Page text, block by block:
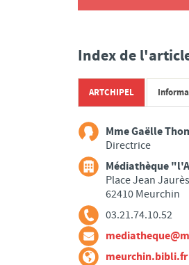
Index de
ARTCHIPEL
Mme Gaëlle
Directrice
Médiathèque
Place Jean Jaurès
62410 Meurchin
03.21.74.10.52
meurchin.bibli.fr